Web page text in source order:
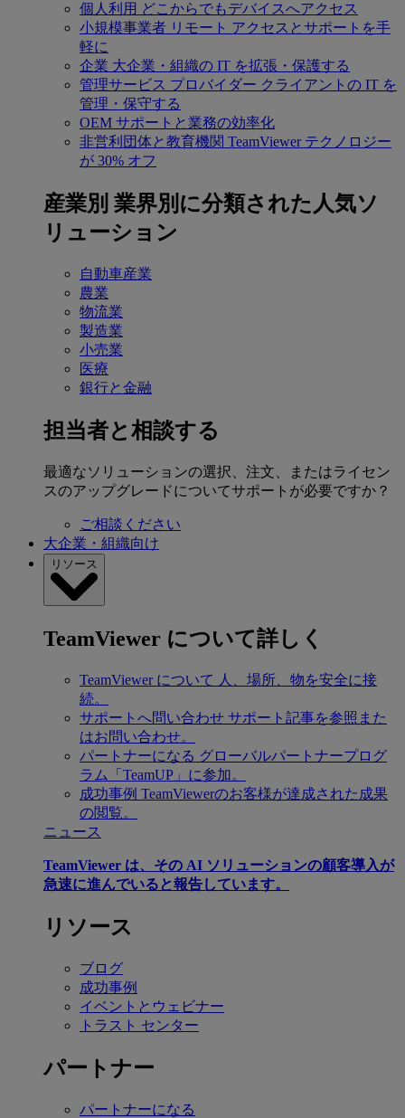
個人利用 どこからでもデバイスへアクセス
小規模事業者 リモート アクセスとサポートを手
軽に
企業 大企業・組織の IT を拡張・保護する
管理サービス プロバイダー クライアントの IT を
管理・保守する
OEM サポートと業務の効率化
非営利団体と教育機関 TeamViewer テクノロジー
が 30% オフ
産業別 業界別に分類された人気ソ
リューション
自動車産業
農業
物流業
製造業
小売業
医療
銀行と金融
担当者と相談する
最適なソリューションの選択、注文、またはライセン
スのアップグレードについてサポートが必要ですか？
ご相談ください
大企業・組織向け
リソース
TeamViewer について詳しく
TeamViewer について 人、場所、物を安全に接
続。
サポートへ問い合わせ サポート記事を参照また
はお問い合わせ。
パートナーになる グローバルパートナープログ
ラム「TeamUP」に参加。
成功事例 TeamViewerのお客様が達成された成果
の閲覧。
ニュース
TeamViewer は、その AI ソリューションの顧客導入が
急速に進んでいると報告しています。
リソース
ブログ
成功事例
イベントとウェビナー
トラスト センター
パートナー
パートナーになる